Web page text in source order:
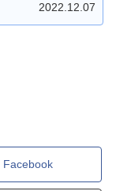
2022.12.07
Facebook